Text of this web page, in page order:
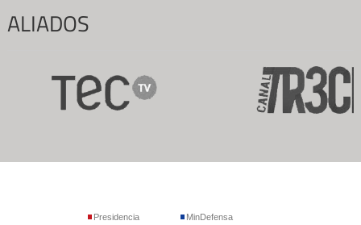
ALIADOS
Presidencia
MinDefensa